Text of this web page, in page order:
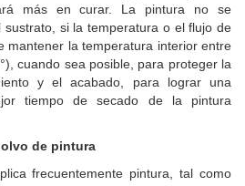
más en curar. La pintura no se
si la temperatura o el flujo de
mantener la temperatura interior entre
cuando sea posible, para proteger la
y el acabado, para lograr una
tiempo de secado de la pintura
de pintura
frecuentemente pintura, tal como